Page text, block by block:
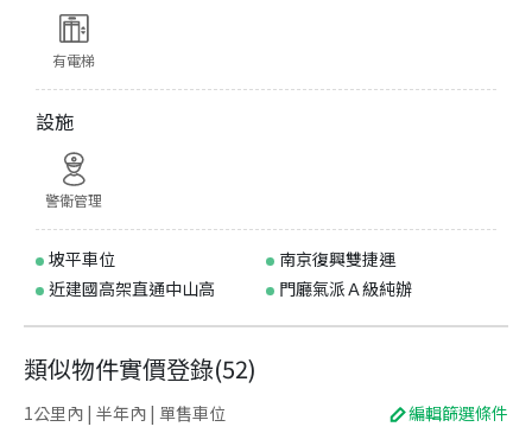
有電梯
設施
警衛管理
坡平車位
南京復興雙捷運
近建國高架直通中山高
門廳氣派Ａ級純辦
類似物件實價登錄(52)
1公里內 | 半年內 | 單售車位 編輯篩選條件